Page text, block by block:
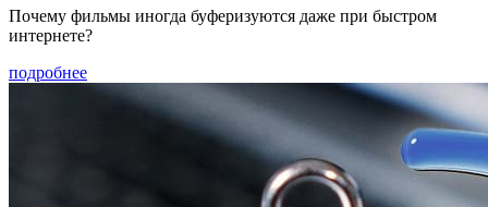
Почему фильмы иногда буферизуются даже при быстром
интернете?
подробнее